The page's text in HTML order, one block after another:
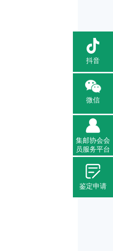
抖音
微信
集邮协会会
员服务平台
鉴定申请